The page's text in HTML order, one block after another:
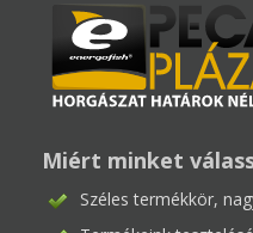
Miért minket
Széles termékkör,